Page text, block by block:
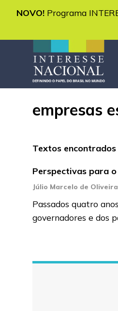
NOVO! Programa
empresas
Textos encontrados
Perspectivas para
Júlio Marcelo de Oliveira
Passados quatro
governadores e dos